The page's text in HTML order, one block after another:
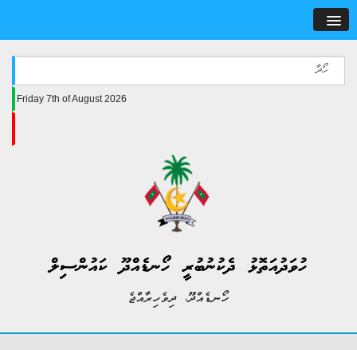
Friday 7th of August 2026
ހުވަދުއަތޮޅު ދެކުނުބުރީ ހޯނޑެއްދޫ ކައުންސިލް
ހޯނޑެއްދޫ، ދިވެހިރާއްޖެ